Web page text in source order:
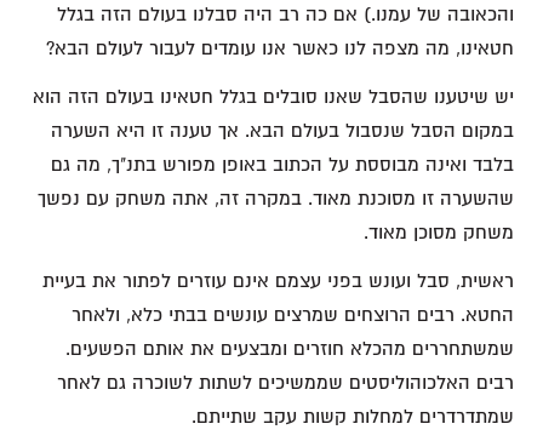
והכאובה של עמנו.) אם כה רב היה סבלנו בעולם הזה בגלל
חטאינו, מה מצפה לנו כאשר אנו עומדים לעבור לעולם הבא?
יש שיטענו שהסבל שאנו סובלים בגלל חטאינו בעולם הזה הוא
במקום הסבל שנסבול בעולם הבא. אך טענה זו היא השערה
בלבד ואינה מבוססת על הכתוב באופן מפורש בתנ"ך, מה גם
שהשערה זו מסוכנת מאוד. במקרה זה, אתה משחק עם נפשך
משחק מסוכן מאוד.
ראשית, סבל ועונש בפני עצמם אינם עוזרים לפתור את בעיית
החטא. רבים הרוצחים שמרצים עונשים בבתי כלא, ולאחר
שמשתחררים מהכלא חוזרים ומבצעים את אותם הפשעים.
רבים האלכוהוליסטים שממשיכים לשתות לשוכרה גם לאחר
שמתדרדרים למחלות קשות עקב שתייתם.